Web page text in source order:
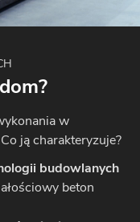
w
ją charakteryzuje?
budowlanych
beton